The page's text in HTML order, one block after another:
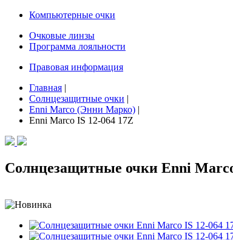
Компьютерные очки
Очковые линзы
Программа лояльности
Правовая информация
Главная |
Солнцезащитные очки |
Enni Marco (Энни Марко) |
Enni Marco IS 12-064 17Z
Солнцезащитные очки Enni